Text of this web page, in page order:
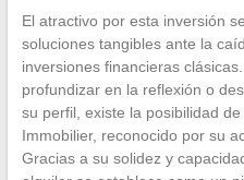
El atractivo por esta inversión
soluciones tangibles ante la
inversiones financieras
profundizar en la reflexión o
su perfil, existe la posibilidad
Immobilier, reconocido por su
Gracias a su solidez y